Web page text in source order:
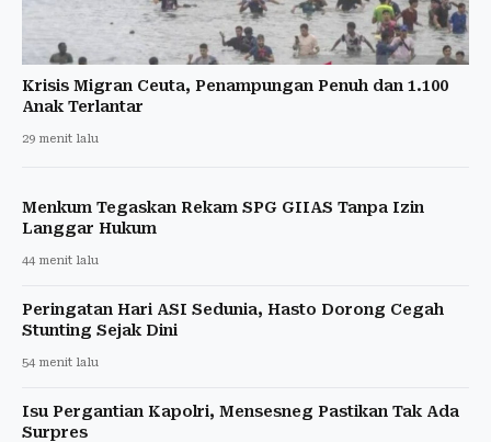
Krisis Migran Ceuta, Penampungan Penuh dan 1.100
Anak Terlantar
29 menit lalu
Menkum Tegaskan Rekam SPG GIIAS Tanpa Izin
Langgar Hukum
44 menit lalu
Peringatan Hari ASI Sedunia, Hasto Dorong Cegah
Stunting Sejak Dini
54 menit lalu
Isu Pergantian Kapolri, Mensesneg Pastikan Tak Ada
Surpres